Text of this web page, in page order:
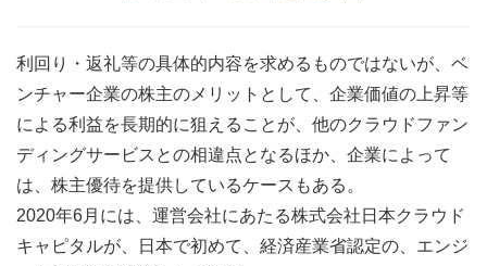
利回り・返礼等の具体的内容を求めるものではないが、ベ
ンチャー企業の株主のメリットとして、企業価値の上昇等
による利益を長期的に狙えることが、他のクラウドファン
ディングサービスとの相違点となるほか、企業によって
は、株主優待を提供しているケースもある。
2020年6月には、運営会社にあたる株式会社日本クラウド
キャピタルが、日本で初めて、経済産業省認定の、エンジ